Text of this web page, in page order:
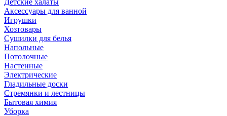
Детские халаты
Аксессуары для ванной
Игрушки
Хозтовары
Сушилки для белья
Напольные
Потолочные
Настенные
Электрические
Гладильные доски
Стремянки и лестницы
Бытовая химия
Уборка